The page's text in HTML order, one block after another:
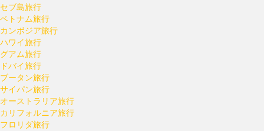
セブ島旅行
ベトナム旅行
カンボジア旅行
ハワイ旅行
グアム旅行
ドバイ旅行
ブータン旅行
サイパン旅行
オーストラリア旅行
カリフォルニア旅行
フロリダ旅行